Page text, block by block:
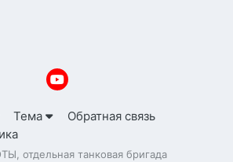
Тема Обратная связь
отдельная танковая бригада